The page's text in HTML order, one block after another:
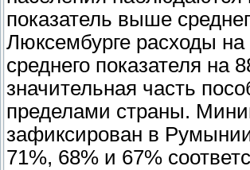
показатель выше
Люксембурге расходы
среднего показателя на
значительная часть
пределами страны.
зафиксирован в
71%, 68% и 67%